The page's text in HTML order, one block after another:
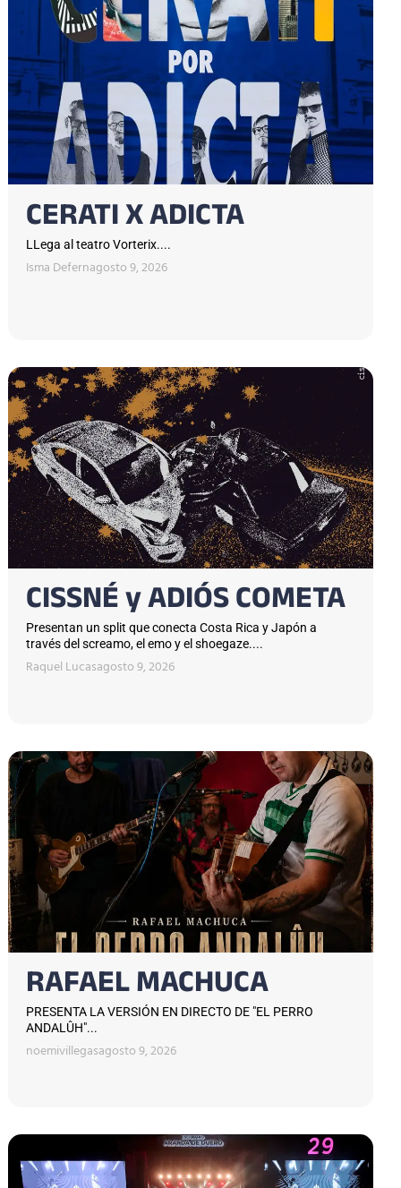
CERATI X ADICTA
LLega al teatro Vorterix....
Isma Defernagosto 9, 2026
CISSNÉ y ADIÓS COMETA
Presentan un split que conecta Costa Rica y Japón a
través del screamo, el emo y el shoegaze....
Raquel Lucasagosto 9, 2026
RAFAEL MACHUCA
PRESENTA LA VERSIÓN EN DIRECTO DE "EL PERRO
ANDALÛH"...
noemivillegasagosto 9, 2026